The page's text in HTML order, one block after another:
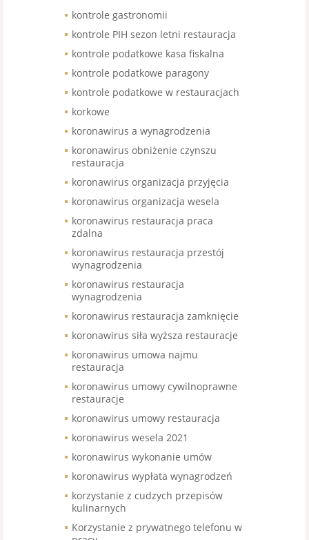
kontrole gastronomii
kontrole PIH sezon letni restauracja
kontrole podatkowe kasa fiskalna
kontrole podatkowe paragony
kontrole podatkowe w restauracjach
korkowe
koronawirus a wynagrodzenia
koronawirus obniżenie czynszu
restauracja
koronawirus organizacja przyjęcia
koronawirus organizacja wesela
koronawirus restauracja praca
zdalna
koronawirus restauracja przestój
wynagrodzenia
koronawirus restauracja
wynagrodzenia
koronawirus restauracja zamknięcie
koronawirus siła wyższa restauracje
koronawirus umowa najmu
restauracja
koronawirus umowy cywilnoprawne
restauracje
koronawirus umowy restauracja
koronawirus wesela 2021
koronawirus wykonanie umów
koronawirus wypłata wynagrodzeń
korzystanie z cudzych przepisów
kulinarnych
Korzystanie z prywatnego telefonu w